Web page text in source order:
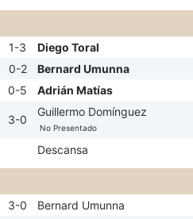
1-3
Diego Toral
0-2
Bernard Umunna
0-5 Adrián Matías
3-0
Guillermo Domínguez
No Presentado
Descansa
3-0
Bernard Umunna